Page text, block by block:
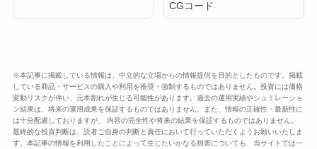
CGコード
※本記事に掲載している情報は、中立的な立場からの情報提供を目的としたものです。掲載
している商品・サービスの購入や利用を推奨・強制するものではありません。投資には価格
変動リスクが伴い、元本割れが生じる可能性があります。過去の運用実績やシュミレーショ
ン結果は、将来の運用成果を保証するものではありません。また、情報の正確性・最新性に
は十分配慮しておりますが、 内容の完全性や将来の結果を保証するものではありません。
最終的な投資判断は、読者ご自身の判断と責任において行っていただくようお願いいたしま
す。本記事の情報を利用したことによって生じたいかなる損害についても、当サイトでは一